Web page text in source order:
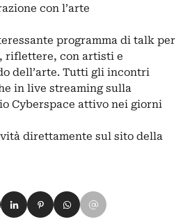
con l’arte
programma di talk per
riflettere, con artisti e
dell’arte. Tutti gli incontri
in live streaming sulla
Cyberspace attivo nei giorni
direttamente sul sito della
Facebook
su X
Condividi su LinkedIn
Condividi su Pinterest
Condividi su WhatsApp
Condividi su Email